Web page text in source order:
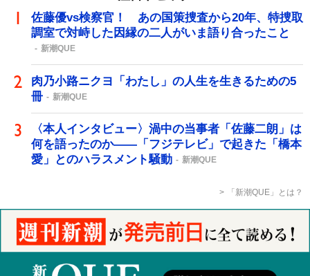
佐藤優vs検察官！ あの国策捜査から20年、特捜取
調室で対峙した因縁の二人がいま語り合ったこと
新潮QUE
肉乃小路ニクヨ「わたし」の人生を生きるための5
冊
新潮QUE
〈本人インタビュー〉渦中の当事者「佐藤二朗」は
何を語ったのか――「フジテレビ」で起きた「橋本
愛」とのハラスメント騒動
新潮QUE
「新潮QUE」とは？